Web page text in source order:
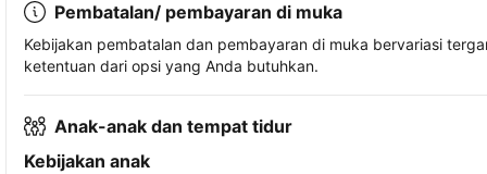
Pembatalan/ pembayaran di muka
Kebijakan pembatalan dan pembayaran di muka bervariasi
ketentuan dari opsi yang Anda butuhkan.
Anak-anak dan tempat tidur
Kebijakan anak